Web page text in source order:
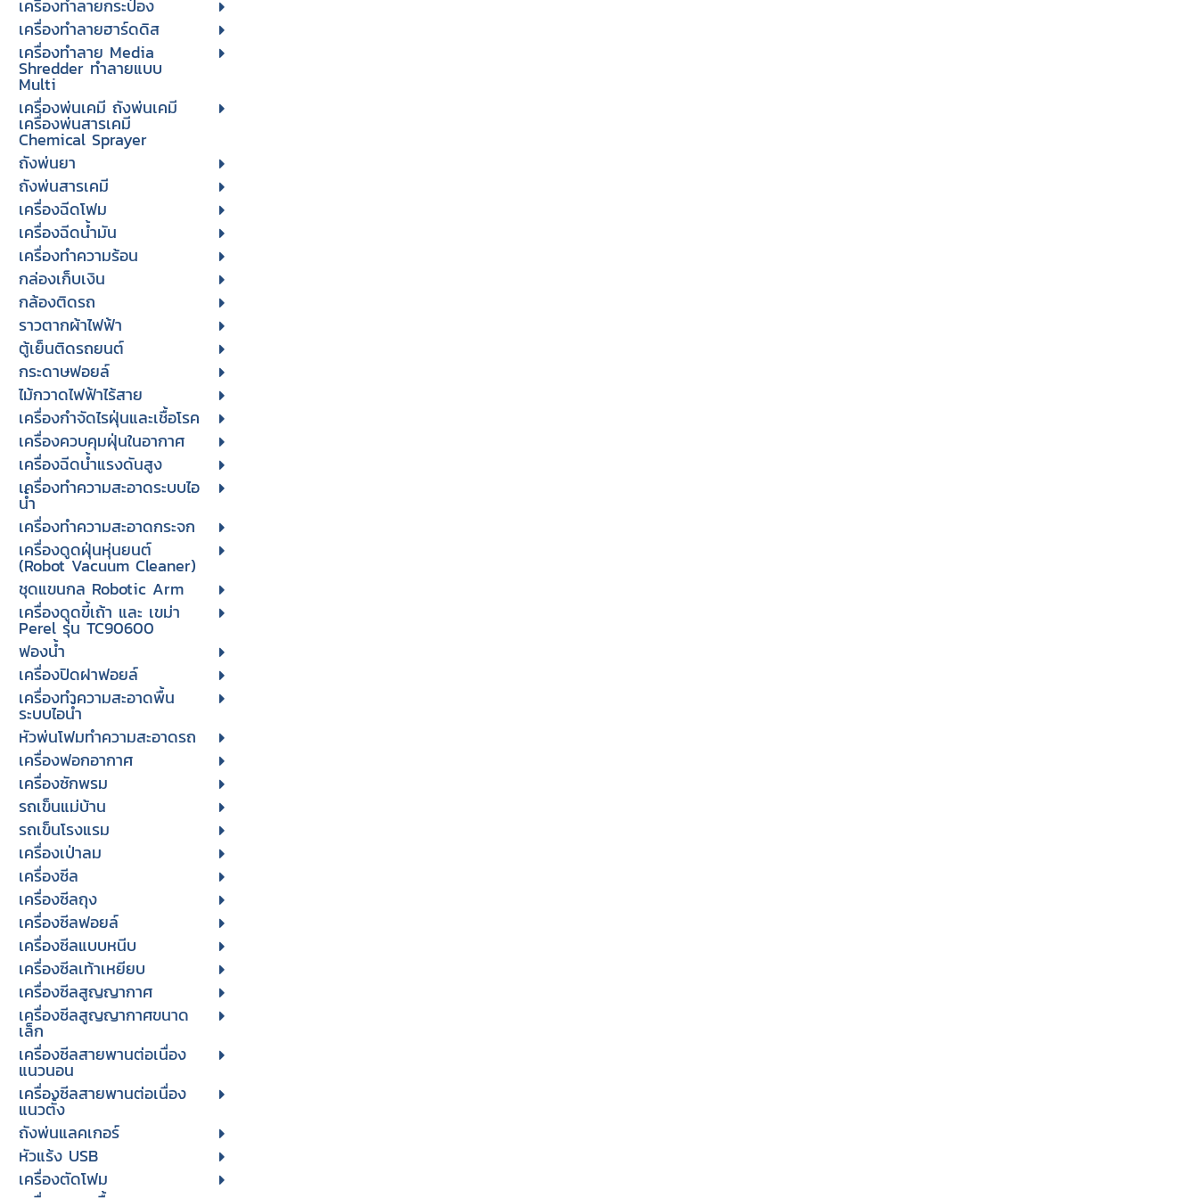
เครื่องทำลายกระป๋อง
เครื่องทำลายฮาร์ดดิส
เครื่องทำลาย Media
Shredder ทำลายแบบ
Multi
เครื่องพ่นเคมี ถังพ่นเคมี
เครื่องพ่นสารเคมี
Chemical Sprayer
ถังพ่นยา
ถังพ่นสารเคมี
เครื่องฉีดโฟม
เครื่องฉีดน้ำมัน
เครื่องทำความร้อน
กล่องเก็บเงิน
กล้องติดรถ
ราวตากผ้าไฟฟ้า
ตู้เย็นติดรถยนต์
กระดาษฟอยล์
ไม้กวาดไฟฟ้าไร้สาย
เครื่องกำจัดไรฝุ่นและเชื้อโรค
เครื่องควบคุมฝุ่นในอากาศ
เครื่องฉีดน้ำแรงดันสูง
เครื่องทำความสะอาดระบบไอ
น้ำ
เครื่องทำความสะอาดกระจก
เครื่องดูดฝุ่นหุ่นยนต์
(Robot Vacuum Cleaner)
ชุดแขนกล Robotic Arm
เครื่องดูดขี้เถ้า และ เขม่า
Perel รุ่น TC90600
ฟองน้ำ
เครื่องปิดฝาฟอยล์
เครื่องทำความสะอาดพื้น
ระบบไอน้ำ
หัวพ่นโฟมทำความสะอาดรถ
เครื่องฟอกอากาศ
เครื่องซักพรม
รถเข็นแม่บ้าน
รถเข็นโรงแรม
เครื่องเป่าลม
เครื่องซีล
เครื่องซีลถุง
เครื่องซีลฟอยล์
เครื่องซีลแบบหนีบ
เครื่องซีลเท้าเหยียบ
เครื่องซีลสูญญากาศ
เครื่องซีลสูญญากาศขนาด
เล็ก
เครื่องซีลสายพานต่อเนื่อง
แนวนอน
เครื่องซีลสายพานต่อเนื่อง
แนวตั้ง
ถังพ่นแลคเกอร์
หัวแร้ง USB
เครื่องตัดโฟม